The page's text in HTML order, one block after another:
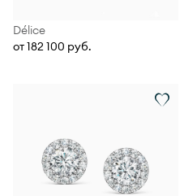
Délice
от 182 100 руб.